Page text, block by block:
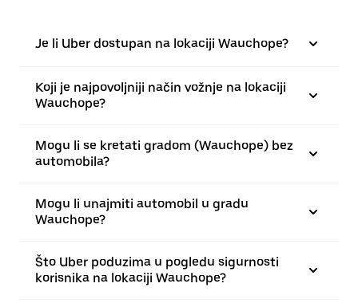
Je li Uber dostupan na lokaciji Wauchope?
Koji je najpovoljniji način vožnje na lokaciji
Wauchope?
Mogu li se kretati gradom (Wauchope) bez
automobila?
Mogu li unajmiti automobil u gradu
Wauchope?
Što Uber poduzima u pogledu sigurnosti
korisnika na lokaciji Wauchope?